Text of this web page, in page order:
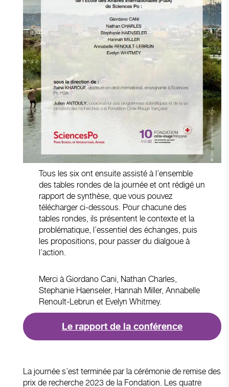
Tous les six ont ensuite assisté à l’ensemble
des tables rondes de la journée et ont rédigé un
rapport de synthèse, que vous pouvez
télécharger ci-dessous. Pour chacune des
tables rondes, ils présentent le contexte et la
problématique, l’essentiel des échanges, puis
les propositions, pour passer du dialgoue à
l’action.
Merci à Giordano Cani, Nathan Charles,
Stephanie Haenseler, Hannah Miller, Annabelle
Renoult-Lebrun et Evelyn Whitmey.
Le rapport de la conférence
La journée s’est terminée par la cérémonie de remise des
prix de recherche 2023 de la Fondation. Les quatre